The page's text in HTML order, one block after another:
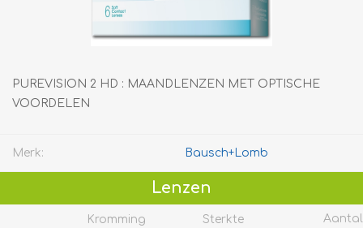
PUREVISION 2 HD : MAANDLENZEN MET OPTISCHE
VOORDELEN
Merk: Bausch+Lomb
Lenzen
Kromming Sterkte Aantal